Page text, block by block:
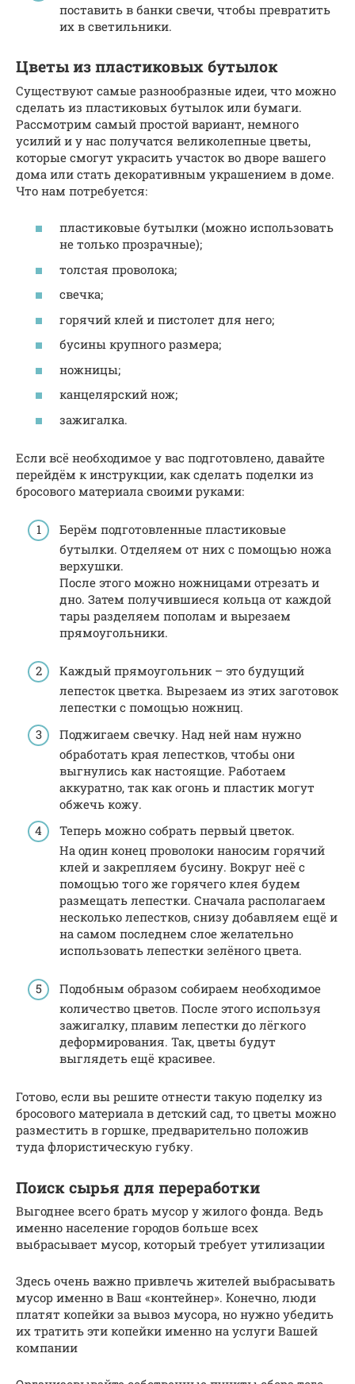
поставить в банки свечи, чтобы превратить
их в светильники.
Цветы из пластиковых бутылок
Существуют самые разнообразные идеи, что можно
сделать из пластиковых бутылок или бумаги.
Рассмотрим самый простой вариант, немного
усилий и у нас получатся великолепные цветы,
которые смогут украсить участок во дворе вашего
дома или стать декоративным украшением в доме.
Что нам потребуется:
пластиковые бутылки (можно использовать
не только прозрачные);
толстая проволока;
свечка;
горячий клей и пистолет для него;
бусины крупного размера;
ножницы;
канцелярский нож;
зажигалка.
Если всё необходимое у вас подготовлено, давайте
перейдём к инструкции, как сделать поделки из
бросового материала своими руками:
Берём подготовленные пластиковые
бутылки. Отделяем от них с помощью ножа
верхушки.
После этого можно ножницами отрезать и
дно. Затем получившиеся кольца от каждой
тары разделяем пополам и вырезаем
прямоугольники.
Каждый прямоугольник – это будущий
лепесток цветка. Вырезаем из этих заготовок
лепестки с помощью ножниц.
Поджигаем свечку. Над ней нам нужно
обработать края лепестков, чтобы они
выгнулись как настоящие. Работаем
аккуратно, так как огонь и пластик могут
обжечь кожу.
Теперь можно собрать первый цветок.
На один конец проволоки наносим горячий
клей и закрепляем бусину. Вокруг неё с
помощью того же горячего клея будем
размещать лепестки. Сначала располагаем
несколько лепестков, снизу добавляем ещё и
на самом последнем слое желательно
использовать лепестки зелёного цвета.
Подобным образом собираем необходимое
количество цветов. После этого используя
зажигалку, плавим лепестки до лёгкого
деформирования. Так, цветы будут
выглядеть ещё красивее.
Готово, если вы решите отнести такую поделку из
бросового материала в детский сад, то цветы можно
разместить в горшке, предварительно положив
туда флористическую губку.
Поиск сырья для переработки
Выгоднее всего брать мусор у жилого фонда. Ведь
именно население городов больше всех
выбрасывает мусор, который требует утилизации
Здесь очень важно привлечь жителей выбрасывать
мусор именно в Ваш «контейнер». Конечно, люди
платят копейки за вывоз мусора, но нужно убедить
их тратить эти копейки именно на услуги Вашей
компании